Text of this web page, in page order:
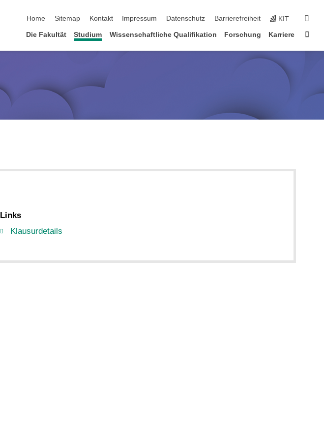
Home
Sitemap Kontakt Impressum Datenschutz Barrierefreiheit KIT
Die Fakultät Studium Wissenschaftliche Qualifikation Forschung Karriere
Links
Klausurdetails